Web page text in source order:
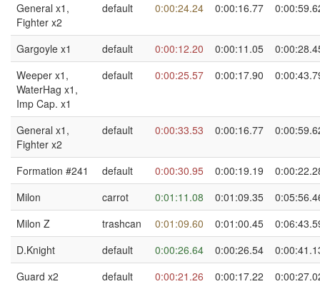
General x1,
Fighter x2
default 0:00:24.24 0:00:16.77
Gargoyle x1 default 0:00:12.20 0:00:11.05
Weeper x1,
WaterHag x1,
Imp Cap. x1
default 0:00:25.57 0:00:17.90
General x1,
Fighter x2
default 0:00:33.53 0:00:16.77
Formation #241 default 0:00:30.95 0:00:19.19
Milon
carrot 0:01:11.08 0:01:09.35
Milon Z
trashcan 0:01:09.60 0:01:00.45
D.Knight
default 0:00:26.64 0:00:26.54
Guard x2
default 0:00:21.26 0:00:17.22